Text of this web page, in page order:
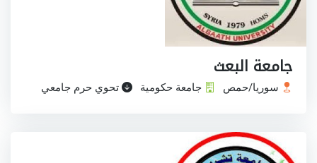
جامعة البعث
سوريا/حمص جامعة حكومية تحوي حرم جامعي